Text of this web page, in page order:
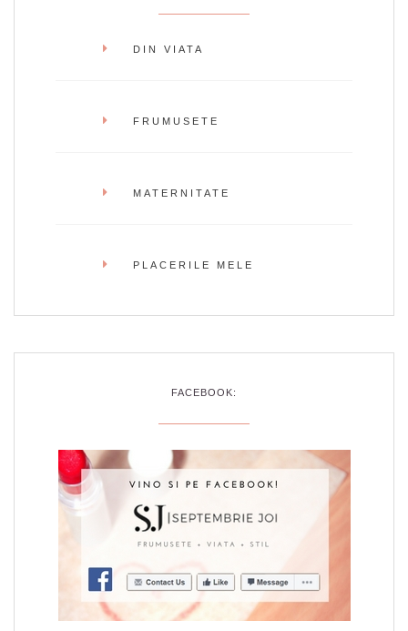
DIN VIATA
FRUMUSETE
MATERNITATE
PLACERILE MELE
FACEBOOK: